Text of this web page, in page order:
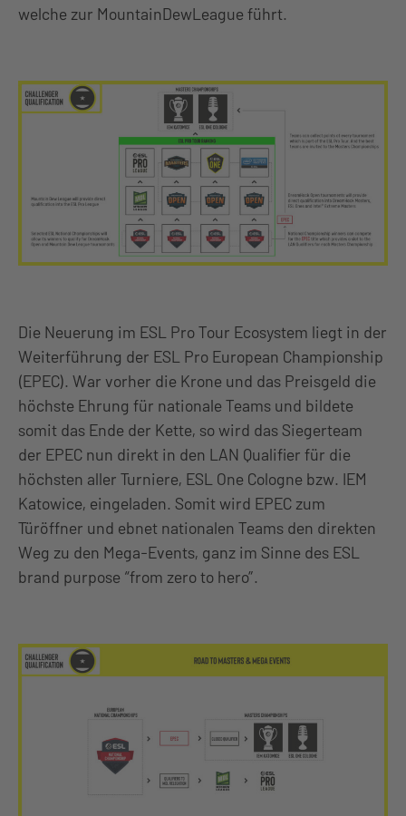
welche zur MountainDewLeague führt.
Die Neuerung im ESL Pro Tour Ecosystem liegt in der
Weiterführung der ESL Pro European Championship
(EPEC). War vorher die Krone und das Preisgeld die
höchste Ehrung für nationale Teams und bildete
somit das Ende der Kette, so wird das Siegerteam
der EPEC nun direkt in den LAN Qualifier für die
höchsten aller Turniere, ESL One Cologne bzw. IEM
Katowice, eingeladen. Somit wird EPEC zum
Türöffner und ebnet nationalen Teams den direkten
Weg zu den Mega-Events, ganz im Sinne des ESL
brand purpose “from zero to hero”.